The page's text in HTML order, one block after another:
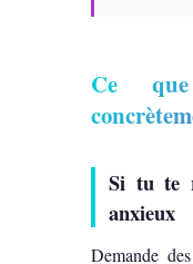
Ce
Si tu te
anxieux
Demande